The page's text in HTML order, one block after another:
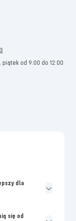
piątek od 9:00 do 12:00
dla
się od